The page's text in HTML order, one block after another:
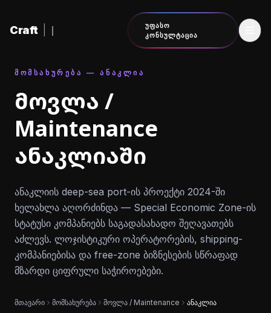
Craft
ᲣᲤᲐᲡᲝ
ᲙᲝᲜᲡᲣᲚᲢᲐᲪᲘᲐ
ᲛᲝᲛᲡᲐᲮᲣᲠᲔᲑᲐ — ᲐᲜᲐᲙᲚᲘᲐ
მოვლა /
Maintenance
ანაკლიაში
ანაკლიის deep-sea port-ის პროექტი 2024-ში
ხელახლა აღორძინდა — Special Economic Zone-ის
სტატუსი კომპანიებს საგადასახადო შეღავათებს
აძლევს. ლოჯისტიკური ოპერატორების, shipping-
კომპანიებისა და free-zone ბიზნესების სწრაფად
მზარდი ციფრული საჭიროებები.
მთავარი მომსახურება მოვლა / Maintenance ანაკლია